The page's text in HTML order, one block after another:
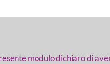
modulo dichiaro di